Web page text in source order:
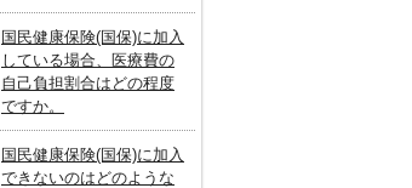
国民健康保険(国保)に加入
している場合、医療費の
自己負担割合はどの程度
ですか。
国民健康保険(国保)に加入
できないのはどのような